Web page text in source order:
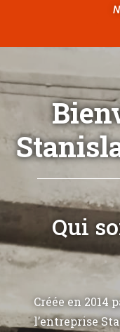
Qui
Créée en 2014
l’entreprise